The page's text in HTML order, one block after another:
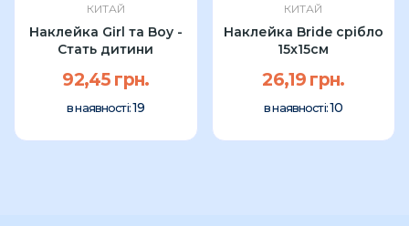
КИТАЙ
Наклейка Girl та Boy -
Стать дитини
92,45 грн.
в наявності:19
КИТАЙ
Наклейка Bride срібло
15x15см
26,19 грн.
в наявності:10